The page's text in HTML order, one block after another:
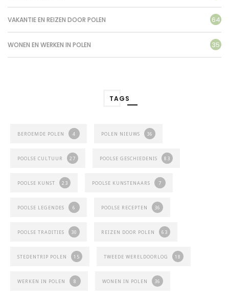
VAKANTIE EN REIZEN DOOR POLEN 64
WONEN EN WERKEN IN POLEN 35
TAGS
BEROEMDE POLEN 4 POLEN NIEUWS 36
POOLSE CULTUUR 27 POOLSE GESCHIEDENIS 83
POOLSE KUNST 23 POOLSE KUNSTENAARS 7
POOLSE LEGENDES 6 POOLSE RECEPTEN 36
POOLSE TRADITIES 30 REIZEN DOOR POLEN 63
STEDENTRIP POLEN 15 TWEEDE WERELDOORLOG 18
WERKEN IN POLEN 8 WONEN IN POLEN 36